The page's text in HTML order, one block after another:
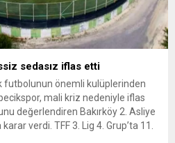
sedasız iflas etti
futbolunun önemli kulüplerinden
mali kriz nedeniyle iflas
değerlendiren Bakırköy 2. Asliye
verdi. TFF 3. Lig 4. Grup’ta 11.